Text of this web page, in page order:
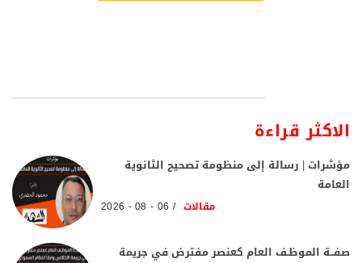
الاكثر قراءة
مؤشرات | رسالة إلى منظومة تصحيح الثانوية
العامة
مقالات 06 - 08 - 2026
صفــة الموظـف العام كعنصر مفترض في جريمة